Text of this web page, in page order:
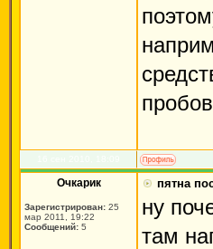
Очкарик
Зарегистрирован: 25
мар 2011, 19:22
Сообщений: 5
пятна
ну
там